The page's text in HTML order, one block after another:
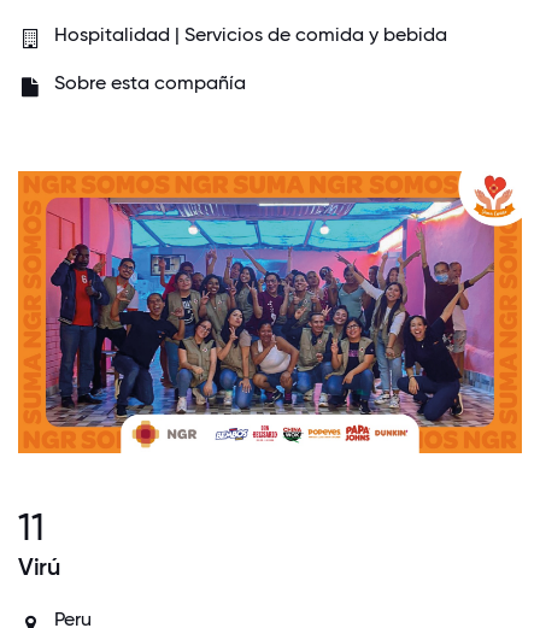
Hospitalidad | Servicios de comida y bebida
Sobre esta compañía
11
Virú
Peru